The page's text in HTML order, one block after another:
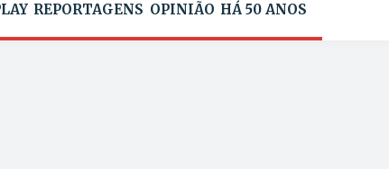
REPORTAGENS OPINIÃO HÁ 50 ANOS